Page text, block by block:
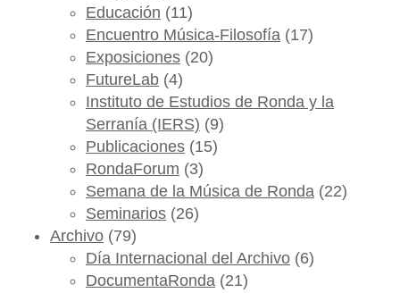
Educación (11)
Encuentro Música-Filosofía (17)
Exposiciones (20)
FutureLab (4)
Instituto de Estudios de Ronda y la
Serranía (IERS) (9)
Publicaciones (15)
RondaForum (3)
Semana de la Música de Ronda (22)
Seminarios (26)
Archivo (79)
Día Internacional del Archivo (6)
DocumentaRonda (21)